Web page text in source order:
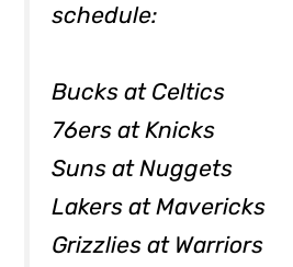
schedule:
Bucks at Celtics
76ers at Knicks
Suns at Nuggets
Lakers at Mavericks
Grizzlies at Warriors